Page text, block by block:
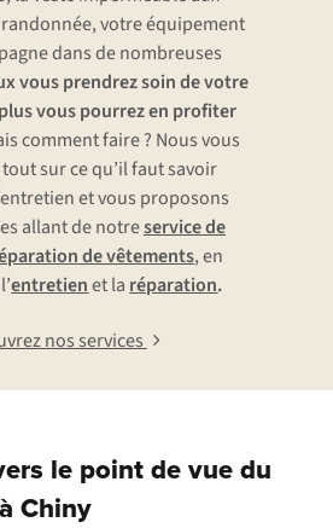
votre équipement
dans de nombreuses
vous prendrez soin de votre
vous pourrez en profiter
comment faire ? Nous vous
sur ce qu’il faut savoir
et vous proposons
allant de notreservice de
de vêtements, en
entretienet la réparation.
nos services
le point de vue du
Chiny